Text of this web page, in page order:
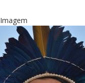
Imagem